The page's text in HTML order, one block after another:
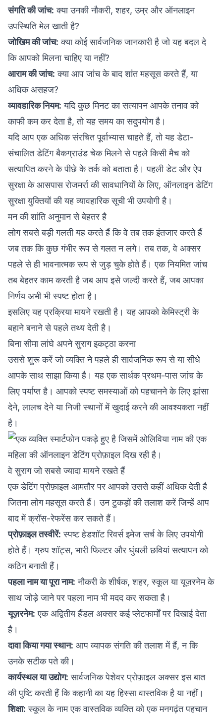
संगति की जांच: क्या उनकी नौकरी, शहर, उम्र और ऑनलाइन
उपस्थिति मेल खाती है?
जोखिम की जांच: क्या कोई सार्वजनिक जानकारी है जो यह बदल दे
कि आपको मिलना चाहिए या नहीं?
आराम की जांच: क्या आप जांच के बाद शांत महसूस करते हैं, या
अधिक असहज?
व्यावहारिक नियम: यदि कुछ मिनट का सत्यापन आपके तनाव को
काफी कम कर देता है, तो यह समय का सदुपयोग है।
यदि आप एक अधिक संरचित पूर्वाभ्यास चाहते हैं, तो यहडेटा-
संचालित डेटिंग बैकग्राउंड चेकमिलने से पहले किसी मैच को
सत्यापित करने के पीछे के तर्क को बताता है। पहली डेट और ऐप
सुरक्षा के आसपास रोजमर्रा की सावधानियों के लिए, ऑनलाइन डेटिंग
सुरक्षा युक्तियों की यह व्यावहारिक सूची भी उपयोगी है।
मन की शांति अनुमान से बेहतर है
लोग सबसे बड़ी गलती यह करते हैं कि वे तब तक इंतजार करते हैं
जब तक कि कुछ गंभीर रूप से गलत न लगे। तब तक, वे अक्सर
पहले से ही भावनात्मक रूप से जुड़ चुके होते हैं। एक नियमित जांच
तब बेहतर काम करती है जब आप इसे जल्दी करते हैं, जब आपका
निर्णय अभी भी स्पष्ट होता है।
इसलिए यह प्रक्रिया मायने रखती है। यह आपको केमिस्ट्री के
बहाने बनाने से पहले तथ्य देती है।
बिना सीमा लांघे अपने सुराग इकट्ठा करना
उससे शुरू करें जो व्यक्ति ने पहले ही सार्वजनिक रूप से या सीधे
आपके साथ साझा किया है। यह एक सार्थक प्रथम-पास जांच के
लिए पर्याप्त है। आपको स्पष्ट समस्याओं को पहचानने के लिए झांसा
देने, लालच देने या निजी स्थानों में खुदाई करने की आवश्यकता नहीं
है।
वे सुराग जो सबसे ज्यादा मायने रखते हैं
एक डेटिंग प्रोफ़ाइल आमतौर पर आपको उससे कहीं अधिक देती है
जितना लोग महसूस करते हैं। उन टुकड़ों की तलाश करें जिन्हें आप
बाद में क्रॉस-रेफरेंस कर सकते हैं।
प्रोफ़ाइल तस्वीरें: स्पष्ट हेडशॉट रिवर्स इमेज सर्च के लिए उपयोगी
होते हैं। ग्रुप शॉट्स, भारी फिल्टर और धुंधली छवियां सत्यापन को
कठिन बनाती हैं।
पहला नाम या पूरा नाम: नौकरी के शीर्षक, शहर, स्कूल या यूज़रनेम के
साथ जोड़े जाने पर पहला नाम भी मदद कर सकता है।
यूज़रनेम: एक अद्वितीय हैंडल अक्सर कई प्लेटफार्मों पर दिखाई देता
है।
दावा किया गया स्थान: आप व्यापक संगति की तलाश में हैं, न कि
उनके सटीक पते की।
कार्यस्थल या उद्योग: सार्वजनिक पेशेवर प्रोफ़ाइल अक्सर इस बात
की पुष्टि करती हैं कि कहानी का यह हिस्सा वास्तविक है या नहीं।
शिक्षा: स्कूल के नाम एक वास्तविक व्यक्ति को एक मनगढ़ंत पहचान